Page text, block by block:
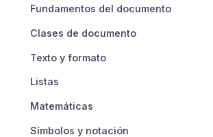
Fundamentos del documento
Clases de documento
Texto y formato
Listas
Matemáticas
Símbolos y notación